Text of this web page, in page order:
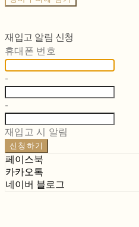
재입고 알림 신청
휴대폰 번호
-
-
재입고 시 알림
신청하기
페이스북
카카오톡
네이버 블로그